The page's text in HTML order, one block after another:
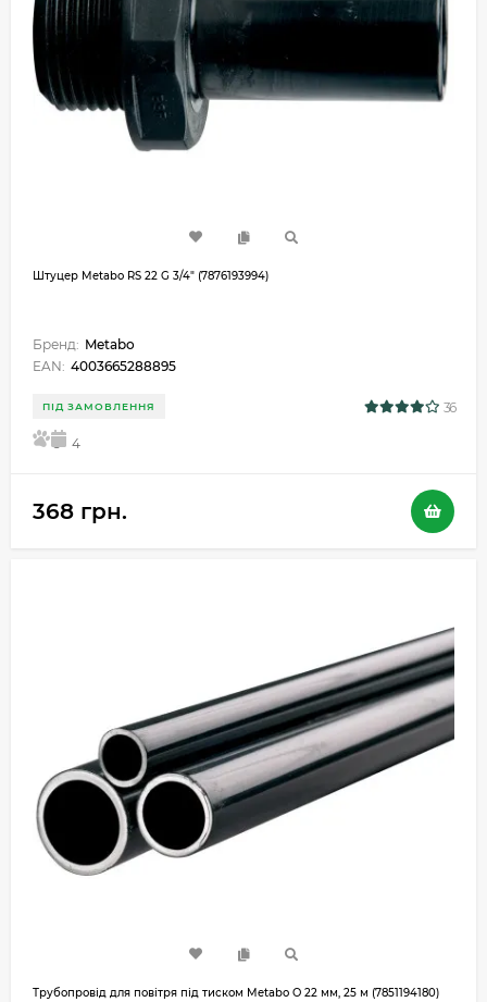
Штуцер Metabo RS 22 G 3/4" (7876193994)
Бренд: Metabo
EAN: 4003665288895
ПІД ЗАМОВЛЕННЯ 36
5 4
368 грн.
Трубопровід для повітря під тиском Metabo O 22 мм, 25 м (7851194180)